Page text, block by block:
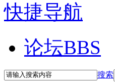
快捷导航
论坛BBS
搜索